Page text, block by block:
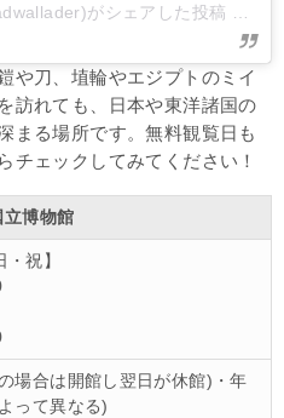
がシェアした投稿
や刀、埴輪やエジプトのミイ
訪れても、日本や東洋諸国の
まる場所です。無料観覧日も
チェックしてみてください！
立博物館
・祝】
場合は開館し翌日が休館)・年
って異なる)